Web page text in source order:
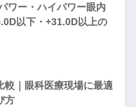
ワー・ハイパワー眼内
以下・+31.0D以上の
較｜眼科医療現場に最適
方